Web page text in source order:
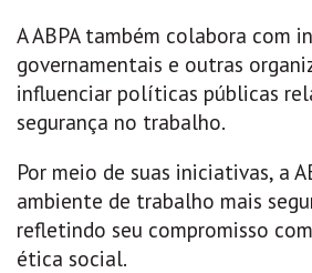
A ABPA também colabora com
governamentais e outras
influenciar políticas públicas
segurança no trabalho.
Por meio de suas iniciativas, a
ambiente de trabalho mais
refletindo seu compromisso
ética social.